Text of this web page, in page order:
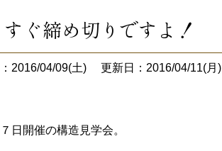
すぐ締め切りですよ！
2016/04/09(土) 更新日：2016/04/11(月)
日開催の構造見学会。